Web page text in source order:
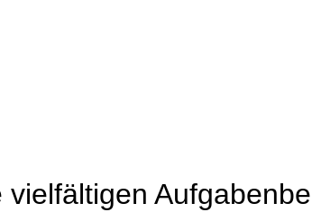
vielfältigen